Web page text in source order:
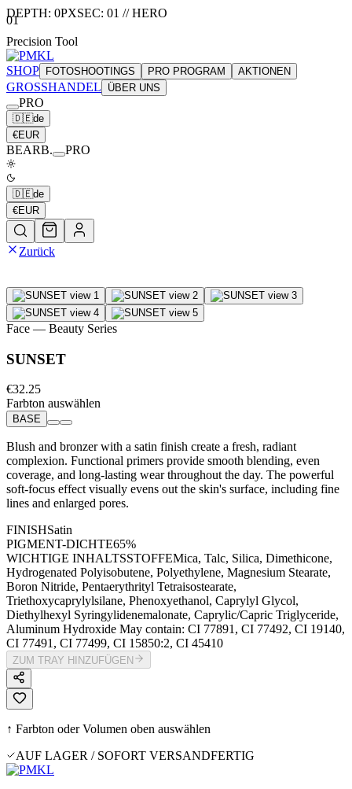
DEPTH: 0PXSEC: 01 //HERO
01
Precision Tool
SHOP FOTOSHOOTINGS PRO PROGRAM AKTIONEN
GROSSHANDEL ÜBER UNS
PRO
🇩🇪de
€EUR
BEARB. PRO
🇩🇪de
€EUR
Zurück
Face — Beauty Series
SUNSET
€32.25
Farbton auswählen
BASE
Blush and bronzer with a satin finish create a fresh, radiant
complexion. Functional primers provide smooth blending, even
coverage, and long-lasting wear throughout the day. The powerful
soft-focus effect visually evens out the skin's surface, including fine
lines and enlarged pores.
FINISHSatin
PIGMENT-DICHTE65%
WICHTIGE INHALTSSTOFFEMica, Talc, Silica, Dimethicone,
Hydrogenated Polyisobutene, Polyethylene, Magnesium Stearate,
Boron Nitride, Pentaerythrityl Tetraisostearate,
Triethoxycaprylylsilane, Phenoxyethanol, Caprylyl Glycol,
Diethylhexyl Syringylidenemalonate, Caprylic/Capric Triglyceride,
Aluminum Hydroxide May contain: CI 77891, CI 77492, CI 19140,
CI 77491, CI 77499, CI 15850:2, CI 45410
ZUM TRAY HINZUFÜGEN
↑ Farbton oder Volumen oben auswählen
AUF LAGER / SOFORT VERSANDFERTIG